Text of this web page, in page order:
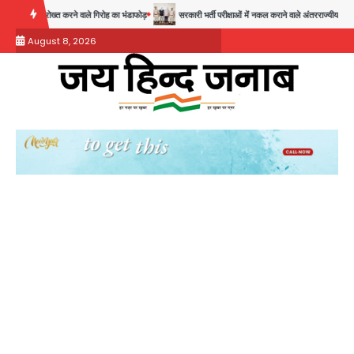
content
करने वाले गिरोह का भंडाफोड़ सरकारी भर्ती परीक्षाओं में नकल कराने वाले अंतरराज्यीय गिरोह का भंडाफोड़,
August 8, 2026